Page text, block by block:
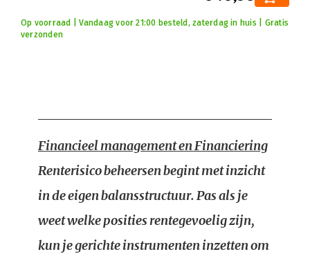
Op voorraad | Vandaag voor 21:00 besteld, zaterdag in huis | Gratis
verzonden
Financieel management en Financiering
Renterisico beheersen begint met inzicht
in de eigen balansstructuur. Pas als je
weet welke posities rentegevoelig zijn,
kun je gerichte instrumenten inzetten om